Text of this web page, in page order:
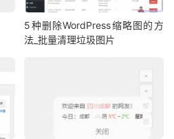
5种删除WordPress缩略图的方
法_批量清理垃圾图片